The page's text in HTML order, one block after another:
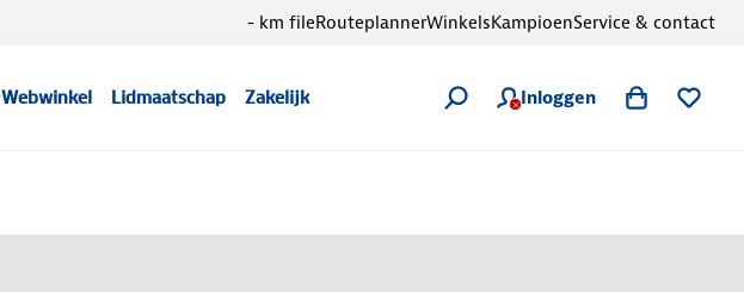
Webwinkel Lidmaatschap Zakelijk Inloggen
- km fileRouteplannerWinkelsKampioenService & contact